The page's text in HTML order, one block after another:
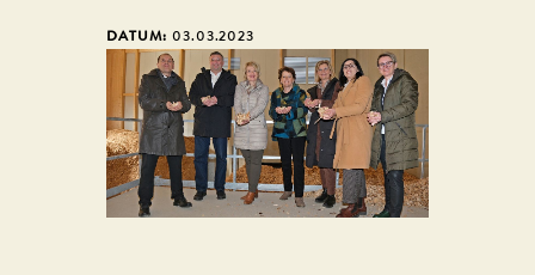
DATUM: 03.03.2023